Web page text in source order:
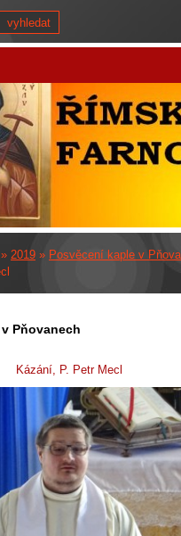
» 2019 » Posvěcení kaple v
Pňovanech
Kázání, P. Petr Mecl